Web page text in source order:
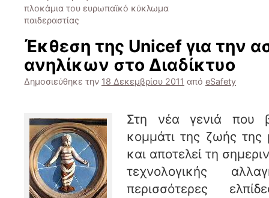
πλοκάμια του ευρωπαϊκό κύκλωμα
παιδεραστίας
Έκθεση της Unicef για την
ανηλίκων στο Διαδίκτυο
Δημοσιεύθηκε την 18 Δεκεμβρίου 2011 από eSafety
Στη νέα γενιά που
κομμάτι της ζωής της
και αποτελεί τη
τεχνολογικής
περισσότερες